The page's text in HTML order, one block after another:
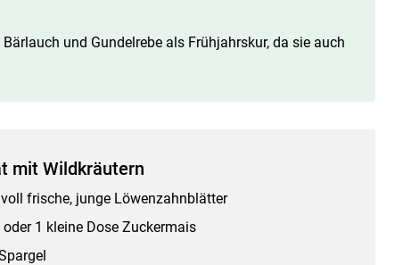
und Gundelrebe als Frühjahrskur, da sie auch
mit Wildkräutern
frische, junge Löwenzahnblätter
1 kleine Dose Zuckermais